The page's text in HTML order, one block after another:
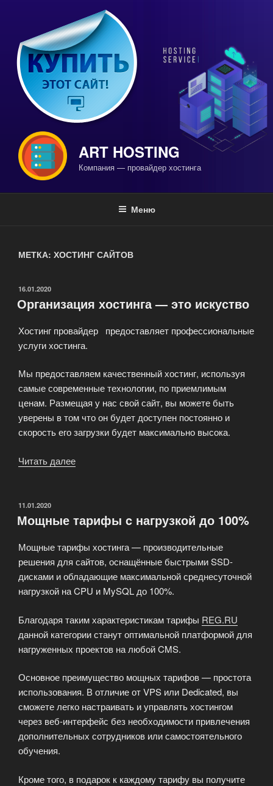
содержимому
ART HOSTING
Компания — провайдер хостинга
Меню
МЕТКА: ХОСТИНГ САЙТОВ
ОПУБЛИКОВАНО
16.01.2020
Организация хостинга — это искуство
Хостинг провайдер предоставляет профессиональные
услуги хостинга.
Мы предоставляем качественный хостинг, используя
самые современные технологии, по приемлимым
ценам. Размещая у нас свой сайт, вы можете быть
уверены в том что он будет доступен постоянно и
скорость его загрузки будет максимально высока.
Читать далее
искуство»
ОПУБЛИКОВАНО
11.01.2020
Мощные тарифы c нагрузкой до 100%
Мощные тарифы хостинга — производительные
решения для сайтов, оснащённые быстрыми SSD-
дисками и обладающие максимальной среднесуточной
нагрузкой на CPU и MySQL до 100%.
Благодаря таким характеристикам тарифы REG.RU
данной категории станут оптимальной платформой для
нагруженных проектов на любой CMS.
Основное преимущество мощных тарифов — простота
использования. В отличие от VPS или Dedicated, вы
сможете легко настраивать и управлять хостингом
через веб-интерфейс без необходимости привлечения
дополнительных сотрудников или самостоятельного
обучения.
Кроме того, в подарок к каждому тарифу вы получите